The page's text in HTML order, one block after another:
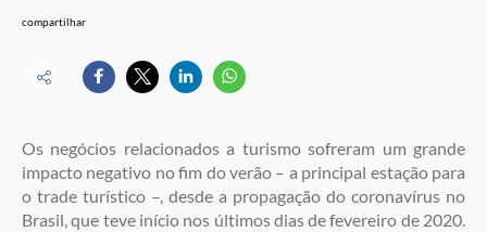
compartilhar
Os negócios relacionados a turismo sofreram um grande
impacto negativo no fim do verão – a principal estação para
o trade turístico –, desde a propagação do coronavírus no
Brasil, que teve início nos últimos dias de fevereiro de 2020.